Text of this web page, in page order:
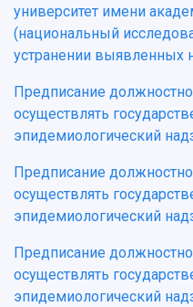
университет имени
(национальный
устранении выявленных
Предписание
осуществлять
эпидемиологический
Предписание
осуществлять
эпидемиологический
Предписание
осуществлять
эпидемиологический